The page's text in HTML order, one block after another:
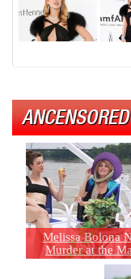
Melissa Bolona
Murder at the